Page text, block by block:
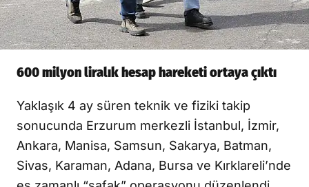
600 milyon liralık hesap hareketi ortaya çıktı
Yaklaşık 4 ay süren teknik ve fiziki takip
sonucunda Erzurum merkezli İstanbul, İzmir,
Ankara, Manisa, Samsun, Sakarya, Batman,
Sivas, Karaman, Adana, Bursa ve Kırklareli’nde